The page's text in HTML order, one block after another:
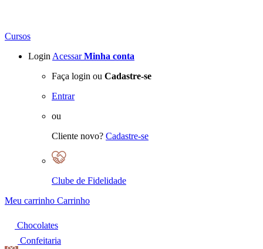
Cursos
Login Acessar Minha conta
Faça login ou Cadastre-se
Entrar
ou
Cliente novo? Cadastre-se
Clube de Fidelidade
Meu carrinho Carrinho
Chocolates
Confeitaria